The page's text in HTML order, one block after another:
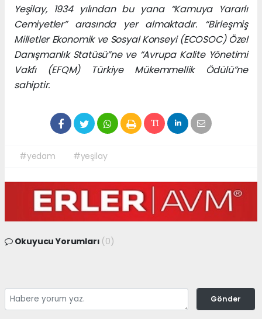
Yeşilay, 1934 yılından bu yana “Kamuya Yararlı
Cemiyetler” arasında yer almaktadır. “Birleşmiş
Milletler Ekonomik ve Sosyal Konseyi (ECOSOC) Özel
Danışmanlık Statüsü”ne ve “Avrupa Kalite Yönetimi
Vakfı (EFQM) Türkiye Mükemmellik Ödülü”ne
sahiptir.
#yedam #yeşilay
Okuyucu Yorumları (0)
Gönder